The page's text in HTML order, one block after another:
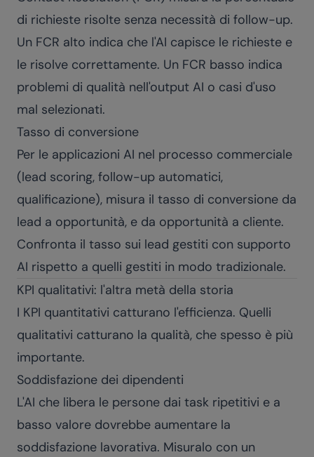
di richieste risolte senza necessità di follow-up.
Un FCR alto indica che l'AI capisce le richieste e
le risolve correttamente. Un FCR basso indica
problemi di qualità nell'output AI o casi d'uso
mal selezionati.
Tasso di conversione
Per le applicazioni AI nel processo commerciale
(lead scoring, follow-up automatici,
qualificazione), misura il tasso di conversione da
lead a opportunità, e da opportunità a cliente.
Confronta il tasso sui lead gestiti con supporto
AI rispetto a quelli gestiti in modo tradizionale.
KPI qualitativi: l'altra metà della storia
I KPI quantitativi catturano l'efficienza. Quelli
qualitativi catturano la qualità, che spesso è più
importante.
Soddisfazione dei dipendenti
L'AI che libera le persone dai task ripetitivi e a
basso valore dovrebbe aumentare la
soddisfazione lavorativa. Misuralo con un